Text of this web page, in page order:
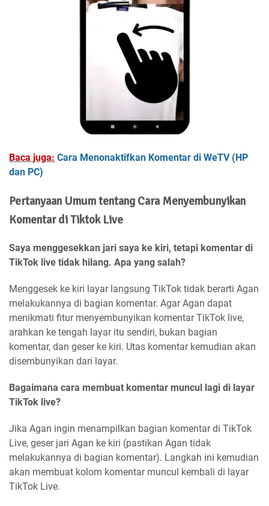
Baca juga: Cara Menonaktifkan Komentar di WeTV (HP
dan PC)
Pertanyaan Umum tentang Cara Menyembunyikan
Komentar di Tiktok Live
Saya menggesekkan jari saya ke kiri, tetapi komentar di
TikTok live tidak hilang. Apa yang salah?
Menggesek ke kiri layar langsung TikTok tidak berarti Agan
melakukannya di bagian komentar. Agar Agan dapat
menikmati fitur menyembunyikan komentar TikTok live,
arahkan ke tengah layar itu sendiri, bukan bagian
komentar, dan geser ke kiri. Utas komentar kemudian akan
disembunyikan dari layar.
Bagaimana cara membuat komentar muncul lagi di layar
TikTok live?
Jika Agan ingin menampilkan bagian komentar di TikTok
Live, geser jari Agan ke kiri (pastikan Agan tidak
melakukannya di bagian komentar). Langkah ini kemudian
akan membuat kolom komentar muncul kembali di layar
TikTok Live.